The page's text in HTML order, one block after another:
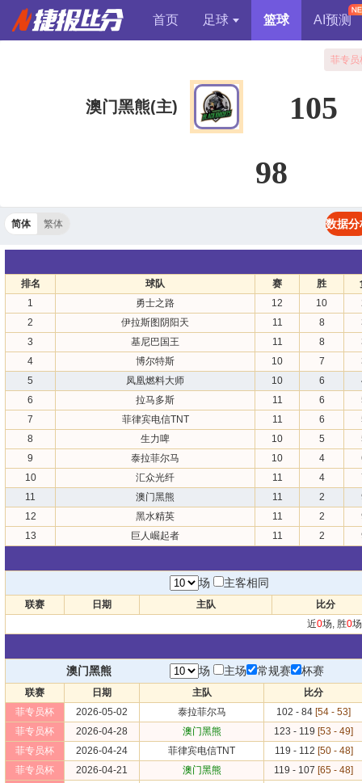
首页 足球 篮球 AI预测
菲专员
澳门黑熊(主)
105
98
简体 繁体 数据分
排名 球队 赛 胜
1
勇士之路 12 10
2
伊拉斯图阴阳天 11 8
3
基尼巴国王 11 8
4
博尔特斯 10 7
5
凤凰燃料大师 10 6
6
拉马多斯 11 6
7
菲律宾电信TNT 11 6
8
生力啤 10 5
9
泰拉菲尔马 10 4
10
汇众光纤 11 4
11
澳门黑熊 11 2
12
黑水精英 11 2
13
巨人崛起者 11 2
场 主客相同
联赛 日期 主队
比分
近0场, 胜0
澳门黑熊 场 主场 常规赛 杯赛
联赛 日期 主队
比分
菲专员杯
2026-05-02 泰拉菲尔马 102 - 84 [54 - 53]
菲专员杯
2026-04-28 澳门黑熊 123 - 119 [53 - 49]
菲专员杯
2026-04-24 菲律宾电信TNT 119 - 112 [50 - 48]
菲专员杯
2026-04-21 澳门黑熊 119 - 107 [65 - 48]